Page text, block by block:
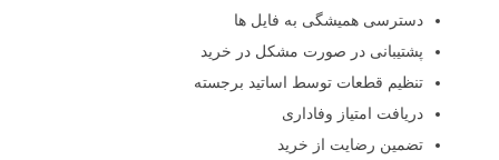
دسترسی همیشگی به فایل ها
پشتیبانی در صورت مشکل در خرید
تنظیم قطعات توسط اساتید برجسته
دریافت امتیاز وفاداری
تضمین رضایت از خرید